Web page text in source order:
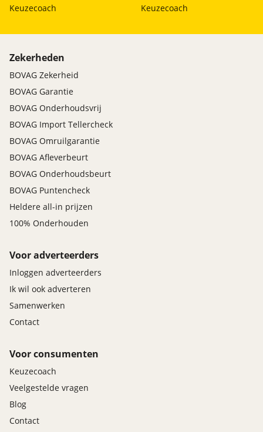
Keuzecoach
Keuzecoach
Zekerheden
BOVAG Zekerheid
BOVAG Garantie
BOVAG Onderhoudsvrij
BOVAG Import Tellercheck
BOVAG Omruilgarantie
BOVAG Afleverbeurt
BOVAG Onderhoudsbeurt
BOVAG Puntencheck
Heldere all-in prijzen
100% Onderhouden
Voor adverteerders
Inloggen adverteerders
Ik wil ook adverteren
Samenwerken
Contact
Voor consumenten
Keuzecoach
Veelgestelde vragen
Blog
Contact